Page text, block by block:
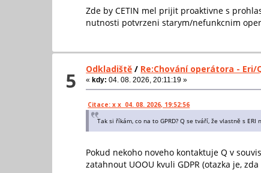
Zde by CETIN mel prijit proaktivne s
nutnosti potvrzeni starym/nefunkcnim
5 Odkladiště / Re:Chování operátora - Eri/
«kdy: 04. 08. 2026, 20:11:19 »
Citace: x x 04. 08. 2026, 19:52:56
Tak si říkám, co na to GPRD? Q se tváří, že vlastně s
Pokud nekoho noveho kontaktuje Q v
zatahnout UOOU kvuli GDPR (otazka je,